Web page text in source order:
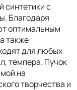
синтетики с
Благодаря
оптимальным
также
для любых
темпера. Пучок
на
творчества и